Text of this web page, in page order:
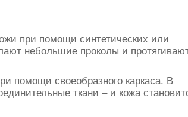
при помощи синтетических или
небольшие проколы и
помощи своеобразного каркаса. В
ткани – и кожа